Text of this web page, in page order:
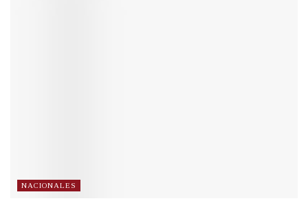
NACIONALES